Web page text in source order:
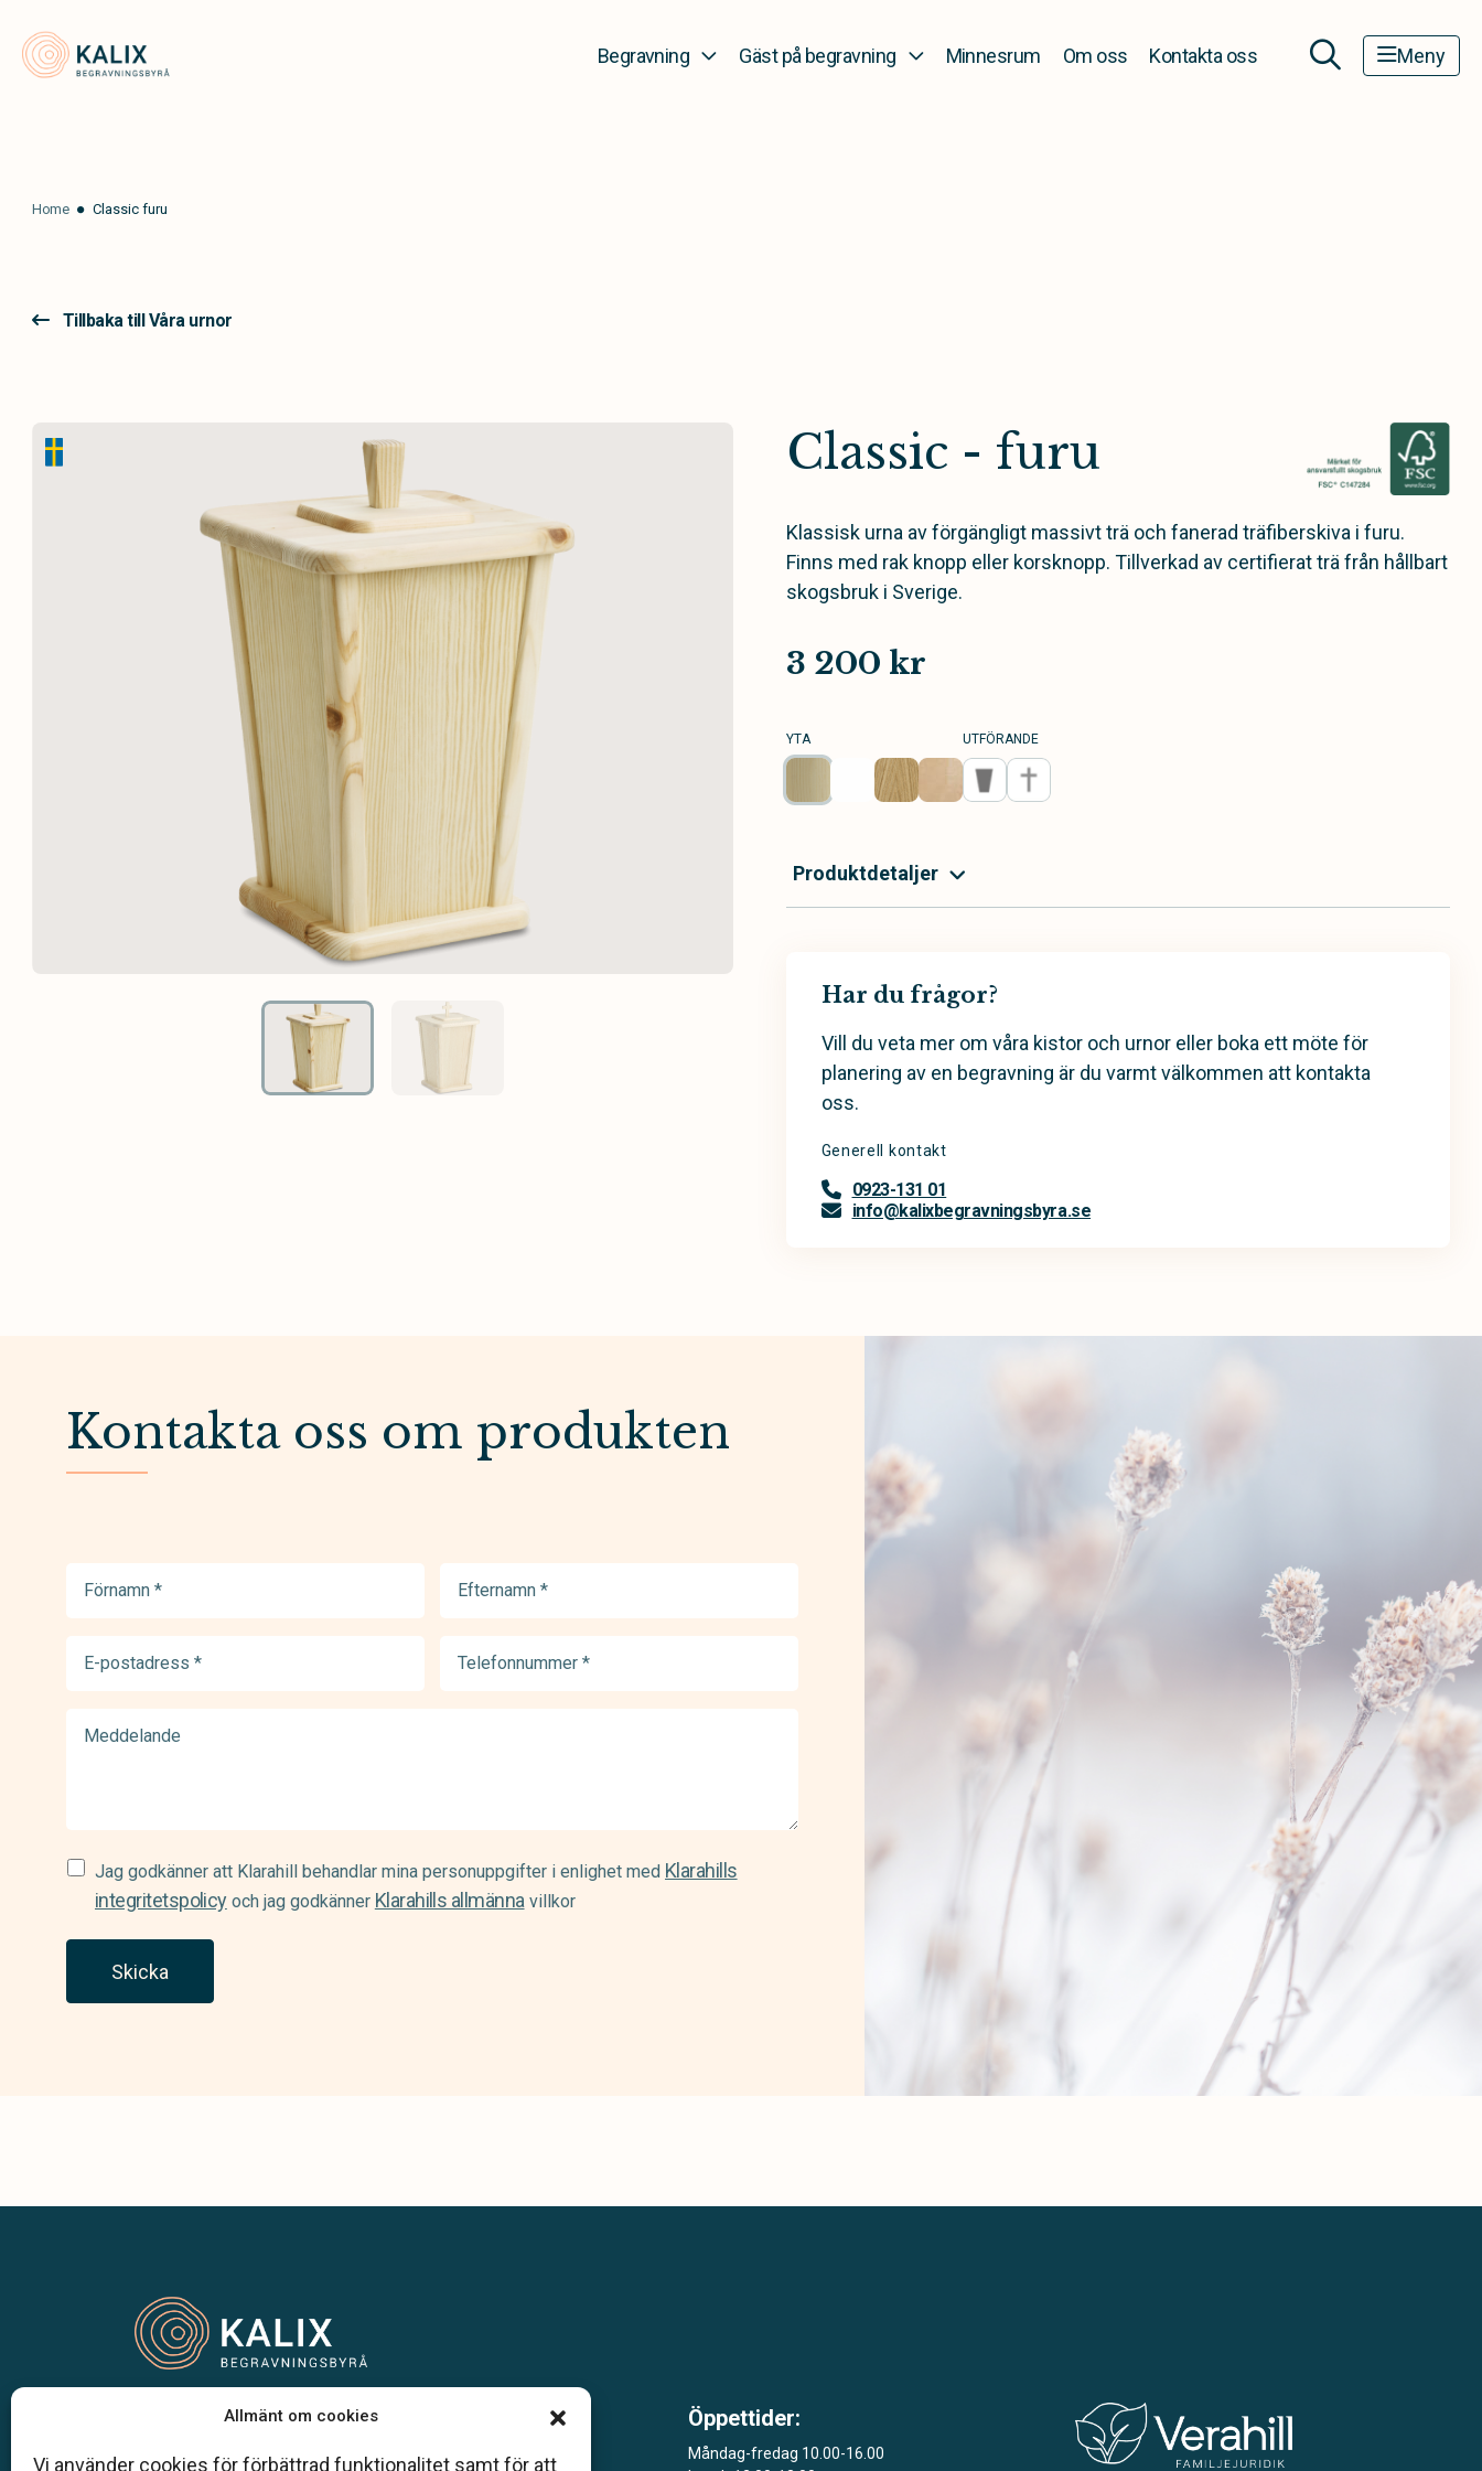
Allmänt om cookies
Vi använder cookies för förbättrad funktionalitet samt för att
Begravning Gäst på begravning Minnesrum Om oss Kontakta oss Meny
Home Classic furu
Tillbaka till Våra urnor
Classic - furu
Klassisk urna av förgängligt massivt trä och fanerad träfiberskiva i furu.
Finns med rak knopp eller korsknopp. Tillverkad av certifierat trä från hållbart
skogsbruk i Sverige.
3 200 kr
YTA UTFÖRANDE
Produktdetaljer
Har du frågor?
Vill du veta mer om våra kistor och urnor eller boka ett möte för
planering av en begravning är du varmt välkommen att kontakta
oss.
Generell kontakt
0923-131 01
info@kalixbegravningsbyra.se
Kontakta oss om produkten
postadress
Samtycke
(Required)
Jag godkänner att Klarahill behandlar mina personuppgifter i enlighet med Klarahills
integritetspolicyoch jag godkänner Klarahills allmännavillkor
Skicka
Vår begravningsbyrå är en del av Klarahill.
auktoriserade inom Sveriges begravningsbyråers
Öppettider:
Måndag-fredag 10.00-16.00